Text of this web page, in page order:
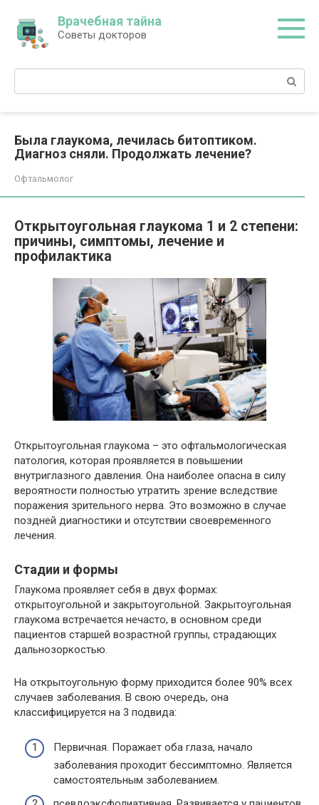
контенту
Врачебная тайна
Советы докторов
Поиск:
Была глаукома, лечилась битоптиком.
Диагноз сняли. Продолжать лечение?
Офтальмолог
Открытоугольная глаукома 1 и 2 степени:
причины, симптомы, лечение и
профилактика
Открытоугольная глаукома – это офтальмологическая
патология, которая проявляется в повышении
внутриглазного давления. Она наиболее опасна в силу
вероятности полностью утратить зрение вследствие
поражения зрительного нерва. Это возможно в случае
поздней диагностики и отсутствии своевременного
лечения.
Стадии и формы
Глаукома проявляет себя в двух формах:
открытоугольной и закрытоугольной. Закрытоугольная
глаукома встречается нечасто, в основном среди
пациентов старшей возрастной группы, страдающих
дальнозоркостью.
На открытоугольную форму приходится более 90% всех
случаев заболевания. В свою очередь, она
классифицируется на 3 подвида:
Первичная. Поражает оба глаза, начало
заболевания проходит бессимптомно. Является
самостоятельным заболеванием.